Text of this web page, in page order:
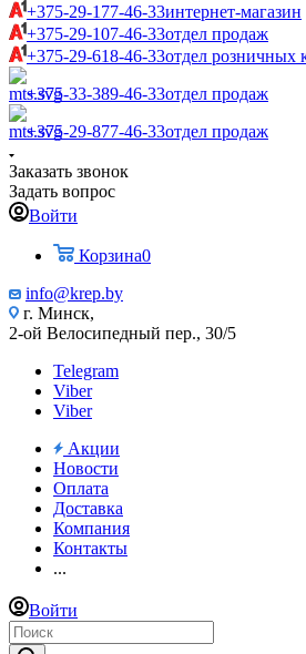
+375-29-177-46-33интернет-магазин
+375-29-107-46-33отдел продаж
+375-29-618-46-33отдел розничных
+375-33-389-46-33отдел продаж
+375-29-877-46-33отдел продаж
Заказать звонок
Задать вопрос
Войти
Корзина0
info@krep.by
г. Минск,
2-ой Велосипедный пер., 30/5
Telegram
Viber
Viber
Акции
Новости
Оплата
Доставка
Компания
Контакты
...
Войти